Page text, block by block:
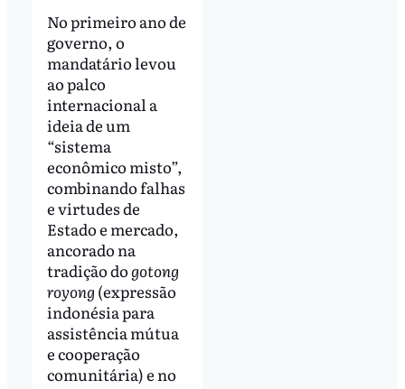
No primeiro ano de
governo, o
mandatário levou
ao palco
internacional a
ideia de um
“sistema
econômico misto”,
combinando falhas
e virtudes de
Estado e mercado,
ancorado na
tradição dogotong
royong (expressão
indonésia para
assistência mútua
e cooperação
comunitária) e no